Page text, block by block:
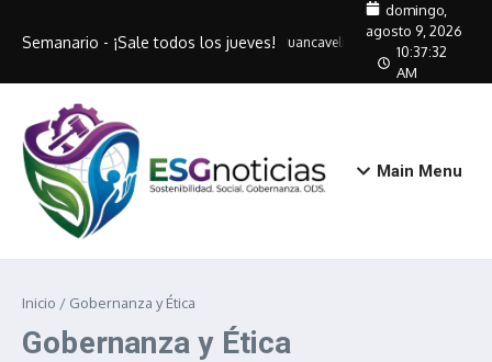
Semanario - ¡Sale todos los jueves!
Huancavelica entrega DNIe
domingo,
agosto 9, 2026
10:37:32
AM
Main Menu
Inicio / Gobernanza y Ética
Gobernanza y Ética